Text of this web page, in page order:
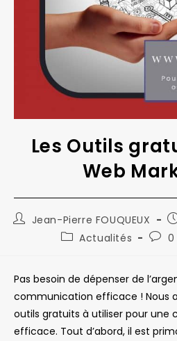
Les Outils
Web
Auteur/autrice
Jean-Pierre FOUQUEUX
PostActualités
Pas besoin de dépenser de
communication efficace ! Nous
outils gratuits à utiliser pour une
efficace. Tout d’abord, il est